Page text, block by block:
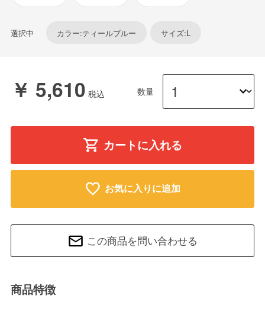
選択中 カラー:ティールブルー サイズ:L
￥ 5,610 数量
カートに入れる
お気に入りに追加
この商品を問い合わせる
商品特徴